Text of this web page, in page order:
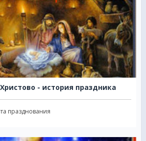
- история праздника
празднования